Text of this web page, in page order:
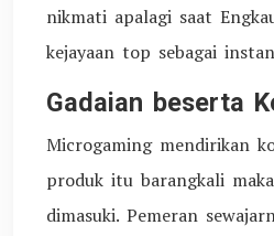
nikmati apalagi saat
kejayaan top sebagai
Gadaian beserta
Microgaming mendirikan
produk itu barangkali
dimasuki. Pemeran